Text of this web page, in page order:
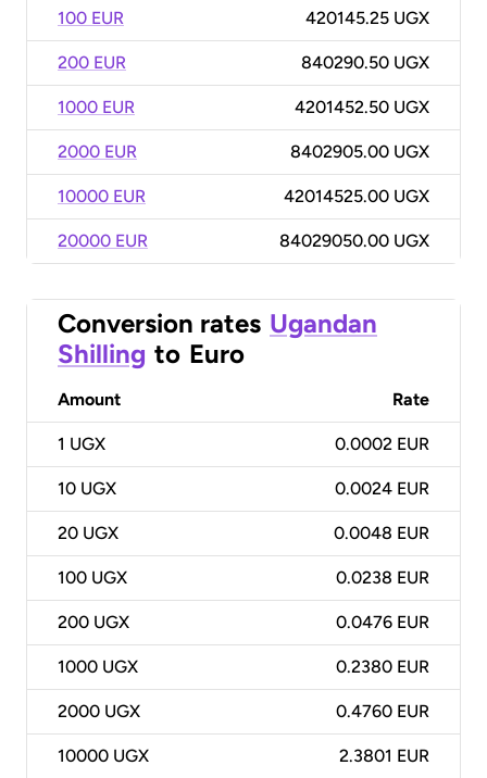
100 EUR 420145.25 UGX
200 EUR 840290.50 UGX
1000 EUR 4201452.50 UGX
2000 EUR 8402905.00 UGX
10000 EUR 42014525.00 UGX
20000 EUR 84029050.00 UGX
Conversion rates Ugandan
Shilling to Euro
Amount Rate
1 UGX 0.0002 EUR
10 UGX 0.0024 EUR
20 UGX 0.0048 EUR
100 UGX 0.0238 EUR
200 UGX 0.0476 EUR
1000 UGX 0.2380 EUR
2000 UGX 0.4760 EUR
10000 UGX 2.3801 EUR